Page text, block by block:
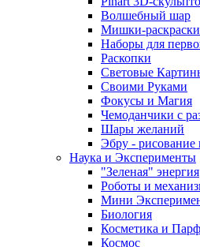
Волшебный шар
Мишки-раскраски
Наборы для
Раскопки
Световые
Своими Руками
Фокусы и Магия
Чемоданчики с
Шары желаний
Эбру - рисование
Наука и Эксперименты
"Зеленая" энергия
Роботы и
Мини
Биология
Косметика и
Космос